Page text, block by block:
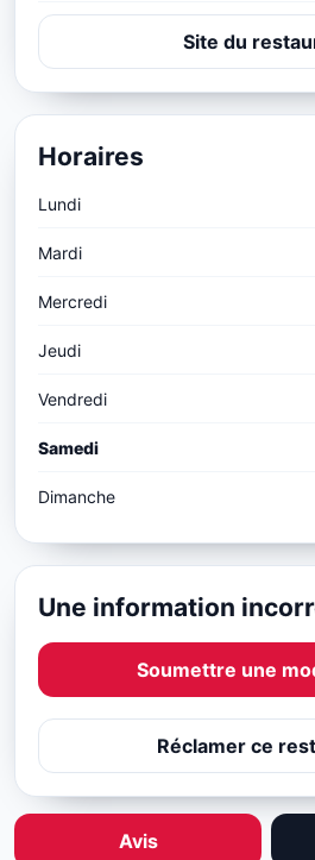
Site du
Horaires
Lundi
Mardi
Mercredi
Jeudi
Vendredi
Samedi
Dimanche
Une information
Soumettre une
Réclamer ce
Avis